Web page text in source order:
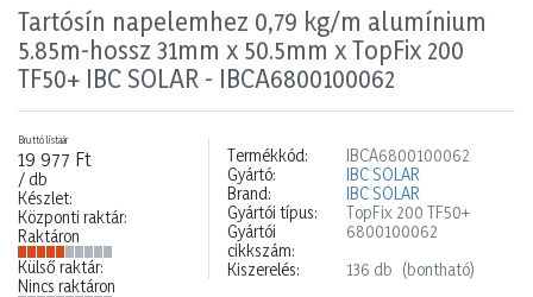
Tartósín napelemhez 0,79 kg/m alumínium
5.85m-hossz 31mm x 50.5mm x TopFix 200
TF50+ IBC SOLAR - IBCA6800100062
Bruttó listaár
19 977 Ft
/ db
Készlet:
Központi raktár:
Raktáron
Külső raktár:
Nincs raktáron
Termékkód:
IBCA6800100062
Gyártó:
IBC SOLAR
Brand:
IBC SOLAR
Gyártói típus:
TopFix 200 TF50+
Gyártói
cikkszám:
6800100062
Kiszerelés:
136 db (bontható)